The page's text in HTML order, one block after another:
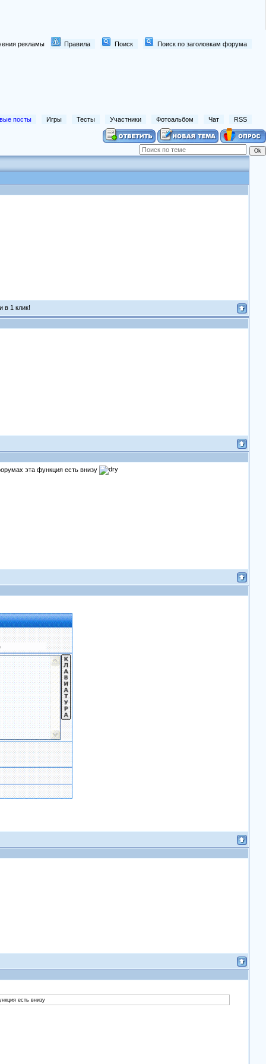
рекламы Правила Поиск Поиск по заголовкам форума
посты Игры Тесты Участники Фотоальбом Чат RSS
в 1 клик!
эта функция есть внизу
есть внизу